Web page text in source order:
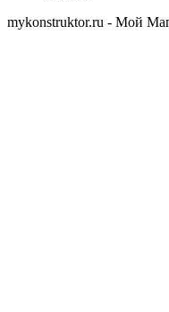
mykonstruktor.ru - Мой